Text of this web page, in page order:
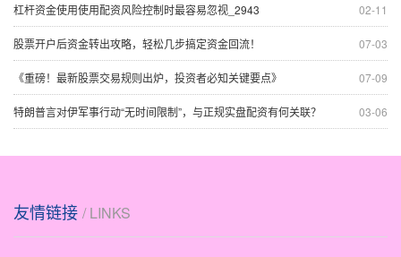
02-11
杠杆资金使用使用配资风险控制时最容易忽视_2943
07-03
股票开户后资金转出攻略，轻松几步搞定资金回流！
07-09
《重磅！最新股票交易规则出炉，投资者必知关键要点》
03-06
特朗普言对伊军事行动“无时间限制”，与正规实盘配资有何关联？
友情链接 / LINKS